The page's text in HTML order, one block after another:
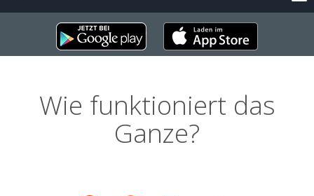
Wie funktioniert das
Ganze?